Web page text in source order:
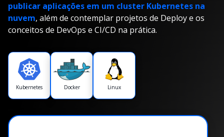
publicar aplicações em um cluster Kubernetes na
nuvem, além de contemplar projetos de Deploy e os
conceitos de DevOps e CI/CD na prática.
Kubernetes Docker Linux